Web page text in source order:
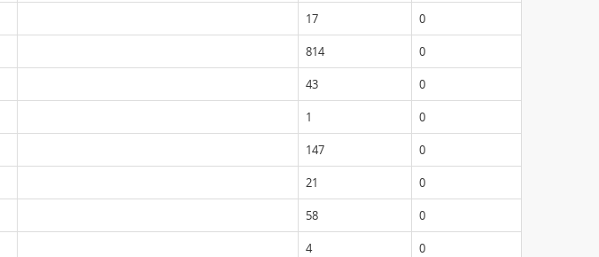
17 0
814 0
43 0
1 0
147 0
21 0
58 0
4 0